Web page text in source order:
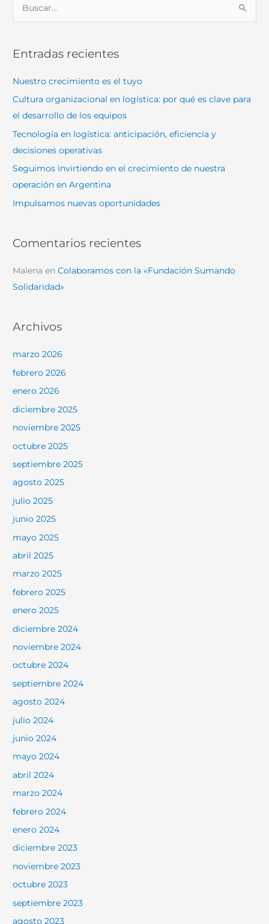
c
r
:
Entradas recientes
Nuestro crecimiento es el tuyo
Cultura organizacional en logística: por qué es clave para
el desarrollo de los equipos
Tecnología en logística: anticipación, eficiencia y
decisiones operativas
Seguimos invirtiendo en el crecimiento de nuestra
operación en Argentina
Impulsamos nuevas oportunidades
Comentarios recientes
Malena enColaboramos con la «Fundación Sumando
Solidaridad»
Archivos
marzo 2026
febrero 2026
enero 2026
diciembre 2025
noviembre 2025
octubre 2025
septiembre 2025
agosto 2025
julio 2025
junio 2025
mayo 2025
abril 2025
marzo 2025
febrero 2025
enero 2025
diciembre 2024
noviembre 2024
octubre 2024
septiembre 2024
agosto 2024
julio 2024
junio 2024
mayo 2024
abril 2024
marzo 2024
febrero 2024
enero 2024
diciembre 2023
noviembre 2023
octubre 2023
septiembre 2023
agosto 2023